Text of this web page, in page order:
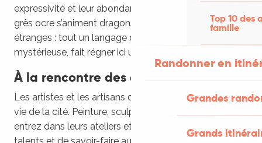
Top 10 des
famille
Randonner en
Grandes
Grands
expressivité et leur abondance. Sur les façades de
grès ocre s’animent dragons, animaux et personnages
étranges : tout un langage dont la signification,
mystérieuse, fait régner ici un climat de légende.
À la rencontre des artistes et artisans
Les artistes et les artisans d’art font la réputation et la
vie de la cité. Peinture, sculpture, céramique, cuirs… :
entrez dans leurs ateliers et boutiques, riches de